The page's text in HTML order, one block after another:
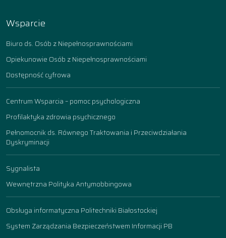
Wsparcie
Biuro ds. Osób z Niepełnosprawnościami
Opiekunowie Osób z Niepełnosprawnościami
Dostępność cyfrowa
Centrum Wsparcia – pomoc psychologiczna
Profilaktyka zdrowia psychicznego
Pełnomocnik ds. Równego Traktowania i Przeciwdziałania
Dyskryminacji
Sygnalista
Wewnętrzna Polityka Antymobbingowa
Obsługa informatyczna Politechniki Białostockiej
System Zarządzania Bezpieczeństwem Informacji PB